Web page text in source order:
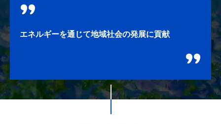
エネルギーを通じて地域社会の発展に貢献